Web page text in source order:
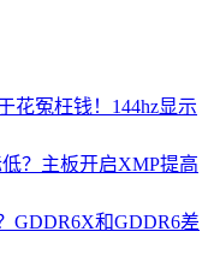
花冤枉钱！144hz显示
？主板开启XMP提高
GDDR6X和GDDR6差